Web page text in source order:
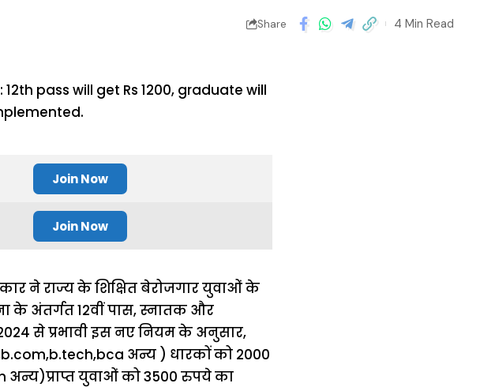
Share 4 Min Read
Join Now
Join Now
ने राज्य के शिक्षित बेरोजगार युवाओं के
के अंतर्गत 12वीं पास, स्नातक और
से प्रभावी इस नए नियम के अनुसार,
अन्य ) धारकों को 2000
अन्य)प्राप्त युवाओं को 3500 रुपये का